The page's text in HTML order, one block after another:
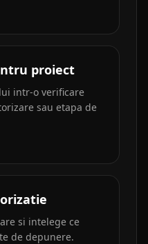
proiect
intr-o verificare
sau etapa de
si intelege ce
de depunere.